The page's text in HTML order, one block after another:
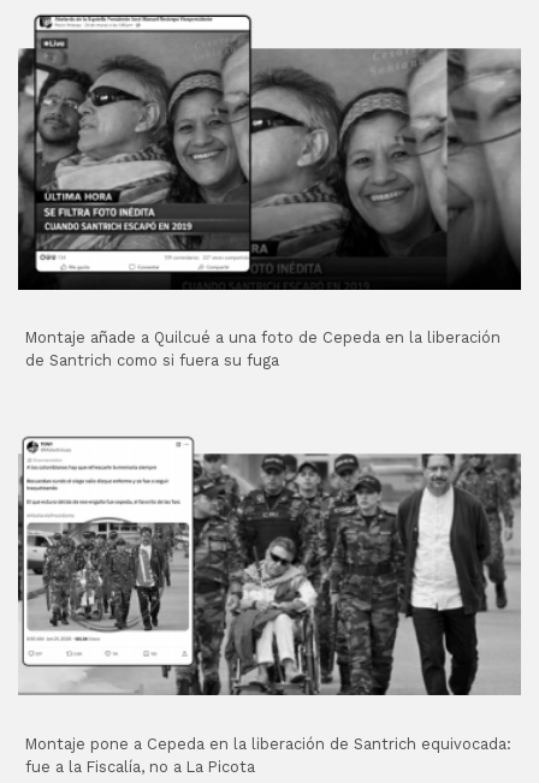
Montaje añade a Quilcué a una foto de Cepeda en la liberación
de Santrich como si fuera su fuga
Montaje pone a Cepeda en la liberación de Santrich equivocada:
fue a la Fiscalía, no a La Picota